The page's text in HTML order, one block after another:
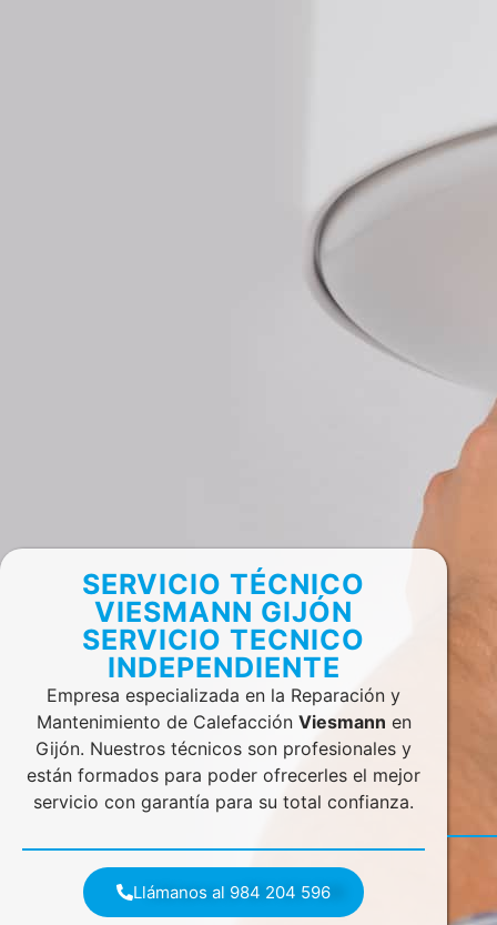
SERVICIO TÉCNICO
VIESMANN GIJÓN
SERVICIO TECNICO
INDEPENDIENTE
Empresa especializada en la Reparación y
Mantenimiento de Calefacción Viesmann en
Gijón. Nuestros técnicos son profesionales y
están formados para poder ofrecerles el mejor
servicio con garantía para su total confianza.
Llámanos al 984 204 596